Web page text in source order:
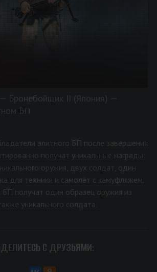
— Бронебойщик II (Япония) —
БП
элитного БП после завершения
получат уникальные награды:
оружия, двух солдат, один
для техники и самолёт с камуфляжем.
БП получат один образец оружия из
уникального солдата.
С ДРУЗЬЯМИ: